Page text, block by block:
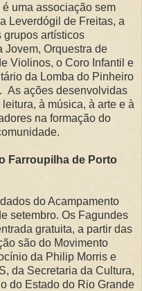
uma associação sem
Leverdógil de Freitas, a
grupos artísticos
Jovem, Orquestra de
Violinos, o Coro Infantil e
da Lomba do Pinheiro
As ações desenvolvidas
à música, à arte e à
na formação do
Farroupilha de Porto
do Acampamento
setembro. Os Fagundes
gratuita, a partir das
são do Movimento
da Philip Morris e
da Secretaria da Cultura,
do Estado do Rio Grande